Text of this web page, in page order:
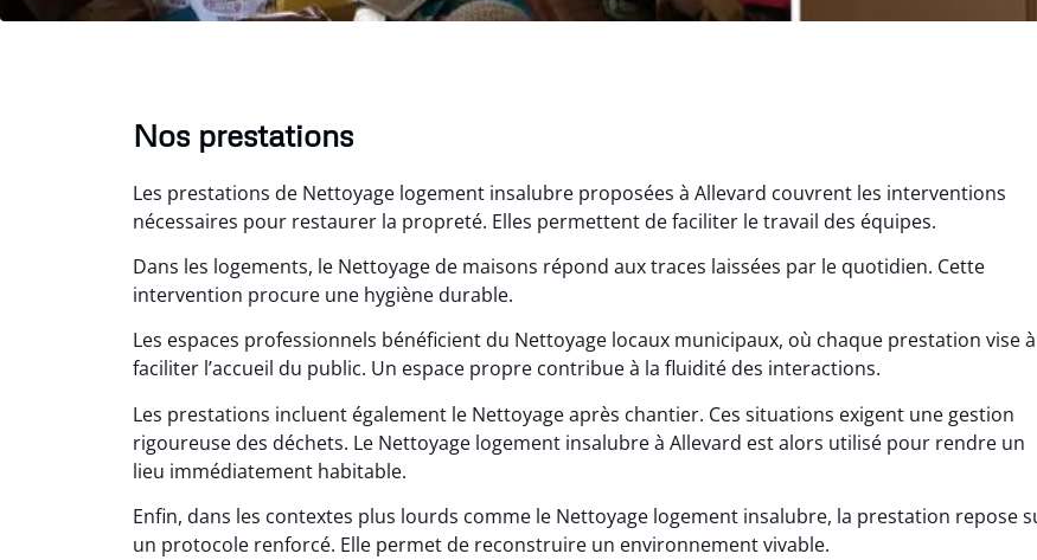
Nos prestations
Les prestations de Nettoyage logement insalubre proposées à Allevard couvrent les interventions
nécessaires pour restaurer la propreté. Elles permettent de faciliter le travail des équipes.
Dans les logements, le Nettoyage de maisons répond aux traces laissées par le quotidien. Cette
intervention procure une hygiène durable.
Les espaces professionnels bénéficient du Nettoyage locaux municipaux, où chaque prestation vise à
faciliter l’accueil du public. Un espace propre contribue à la fluidité des interactions.
Les prestations incluent également le Nettoyage après chantier. Ces situations exigent une gestion
rigoureuse des déchets. Le Nettoyage logement insalubre à Allevard est alors utilisé pour rendre un
lieu immédiatement habitable.
Enfin, dans les contextes plus lourds comme le Nettoyage logement insalubre, la prestation repose
un protocole renforcé. Elle permet de reconstruire un environnement vivable.
Léana Gresset
15 décembre 2025
Nettoyage après chantier
proprement.
Noham Giraudet
16 octobre 2025
Nettoyage d’appartement
rentrant chez soi.